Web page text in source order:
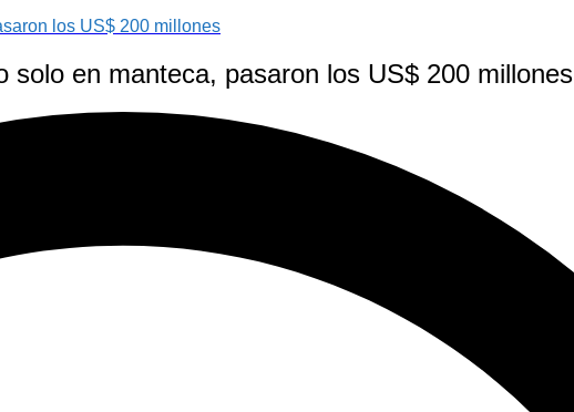
los US$ 200 millones
en manteca, pasaron los US$ 200 millones